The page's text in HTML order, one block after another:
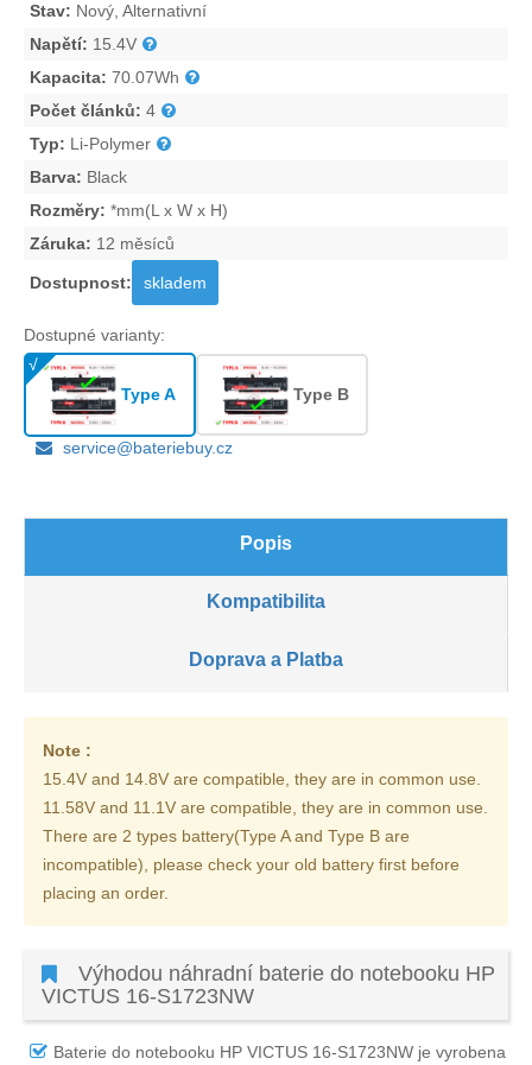
Stav: Nový, Alternativní
Napětí: 15.4V
Kapacita: 70.07Wh
Počet článků: 4
Typ: Li-Polymer
Barva: Black
Rozměry: *mm(L x W x H)
Záruka: 12 měsíců
Dostupnost: skladem
Dostupné varianty:
Type A Type B
service@bateriebuy.cz
Popis
Kompatibilita
Doprava a Platba
Note :
15.4V and 14.8V are compatible, they are in common use.
11.58V and 11.1V are compatible, they are in common use.
There are 2 types battery(Type A and Type B are
incompatible), please check your old battery first before
placing an order.
Výhodou náhradní baterie do notebooku HP
VICTUS 16-S1723NW
Baterie do notebooku HP VICTUS 16-S1723NW je vyrobena